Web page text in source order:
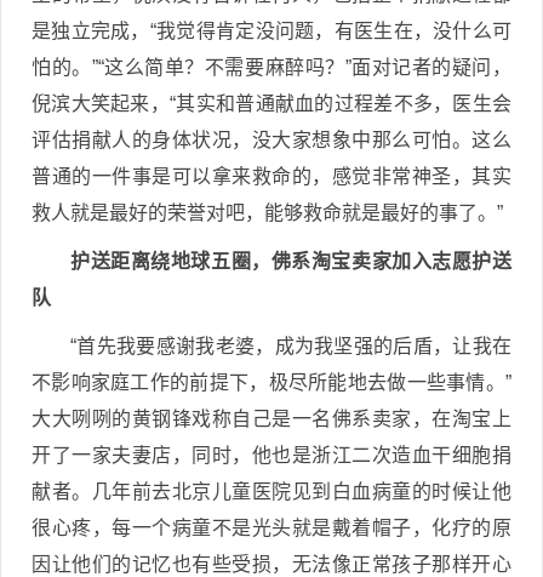
是独立完成，“我觉得肯定没问题，有医生在，没什么可
怕的。”“这么简单？不需要麻醉吗？”面对记者的疑问，
倪滨大笑起来，“其实和普通献血的过程差不多，医生会
评估捐献人的身体状况，没大家想象中那么可怕。这么
普通的一件事是可以拿来救命的，感觉非常神圣，其实
救人就是最好的荣誉对吧，能够救命就是最好的事了。”
护送距离绕地球五圈，佛系淘宝卖家加入志愿护送
队
“首先我要感谢我老婆，成为我坚强的后盾，让我在
不影响家庭工作的前提下，极尽所能地去做一些事情。”
大大咧咧的黄钢锋戏称自己是一名佛系卖家，在淘宝上
开了一家夫妻店，同时，他也是浙江二次造血干细胞捐
献者。几年前去北京儿童医院见到白血病童的时候让他
很心疼，每一个病童不是光头就是戴着帽子，化疗的原
因让他们的记忆也有些受损，无法像正常孩子那样开心